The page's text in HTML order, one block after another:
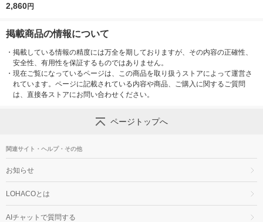
L+110mLセット 花王
2,860円
掲載商品の情報について
・ 掲載している情報の精度には万全を期しておりますが、その内容の正確性、
安全性、有用性を保証するものではありません。
・ 現在ご覧になっているページは、この商品を取り扱うストアによって運営さ
れています。ページに記載されている内容や商品、ご購入に関するご質問
は、直接各ストアにお問い合わせください。
ページトップへ
関連サイト・ヘルプ・その他
お知らせ
LOHACOとは
AIチャットで質問する